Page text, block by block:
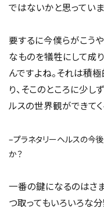
ではないかと思っていま
要するに今僕らがこう
なものを犠牲にして成
んですよね。それは積
り、そこのところに少
ルスの世界観ができて
–プラネタリーヘルスの今
か？
一番の鍵になるのはさ
つ取ってもいろいろな